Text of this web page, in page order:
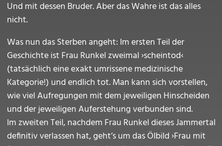
Und mit dessen Bruder. Aber das Wahre ist das alles
nicht.
Was nun das Sterben angeht: Im ersten Teil der
Geschichte ist Frau Runkel zweimal ›scheintod‹
(tatsächlich eine exakt umrissene medizinische
Kategorie!) und endlich tot. Man kann sich vorstellen,
wie viel Aufregungen mit dem jeweiligen Hinscheiden
und der jeweiligen Auferstehung verbunden sind.
Im zweiten Teil, nachdem Frau Runkel dieses Jammertal
definitiv verlassen hat, geht’s um das Ölbild ›Frau mit